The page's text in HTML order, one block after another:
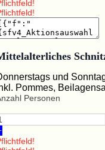
und
Pommes,
Personen